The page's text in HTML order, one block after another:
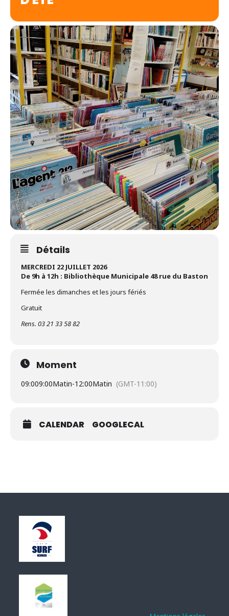
Détails
MERCREDI 22 JUILLET 2026
De 9h à 12h : Bibliothèque Municipale 48 rue du Baston
Fermée les dimanches et les jours fériés
Gratuit
Rens. 03 21 33 58 82
Moment
09:009:00Matin-12:00Matin (GMT-11:00)
CALENDAR GOOGLECAL